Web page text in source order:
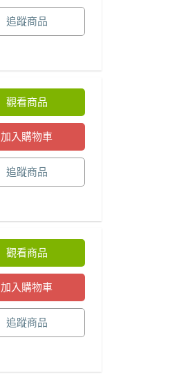
追蹤商品
觀看商品
加入購物車
追蹤商品
觀看商品
加入購物車
追蹤商品